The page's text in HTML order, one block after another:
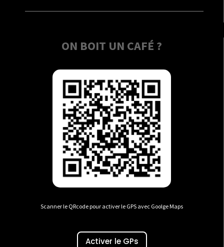
ON BOIT UN CAFÉ ?
Scanner le QRcode pour activer le GPS avec Goolge Maps
Activer le GPs